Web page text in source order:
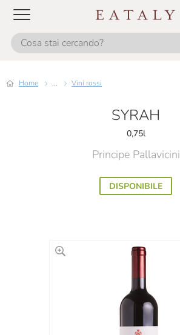
Home ... Vini rossi
SYRAH
0,75l
Principe Pallavicini
DISPONIBILE